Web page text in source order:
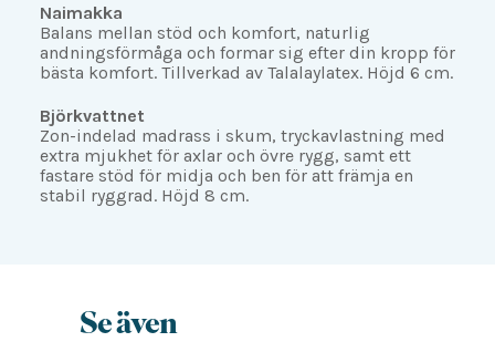
Naimakka
Balans mellan stöd och komfort, naturlig
andningsförmåga och formar sig efter din kropp för
bästa komfort. Tillverkad av Talalaylatex. Höjd 6 cm.
Björkvattnet
Zon-indelad madrass i skum, tryckavlastning med
extra mjukhet för axlar och övre rygg, samt ett
fastare stöd för midja och ben för att främja en
stabil ryggrad. Höjd 8 cm.
Se även